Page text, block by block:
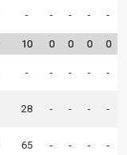
- - - - -
10 0 0 0 0
- - - - -
28 - - - -
65 - - - -